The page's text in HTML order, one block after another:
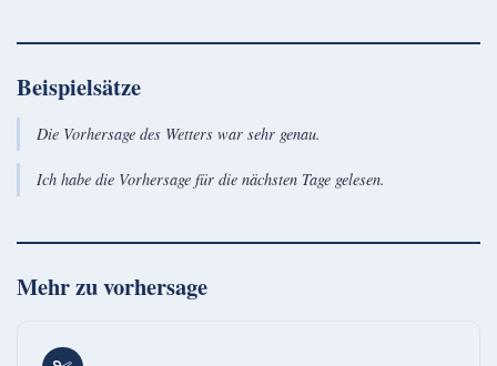
Beispielsätze
Die Vorhersage des Wetters war sehr genau.
Ich habe die Vorhersage für die nächsten Tage gelesen.
Mehr zuvorhersage